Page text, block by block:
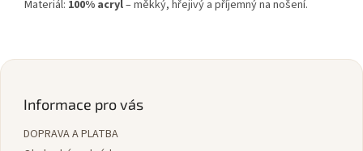
Materiál: 100% acryl– měkký, hřejivý a příjemný na nošení.
Z
Informace pro vás
DOPRAVA A PLATBA